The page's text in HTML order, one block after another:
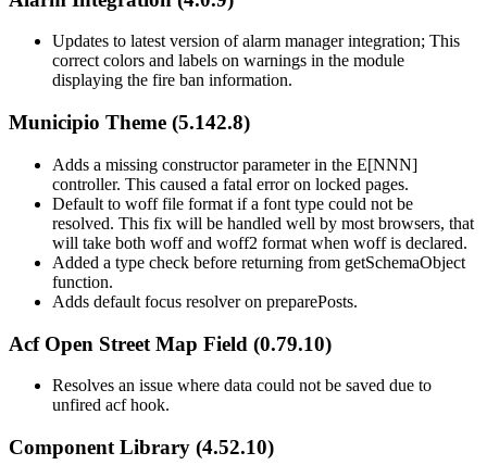
Updates to latest version of alarm manager integration; This
correct colors and labels on warnings in the module
displaying the fire ban information.
Municipio Theme (5.142.8)
Adds a missing constructor parameter in the E[NNN]
controller. This caused a fatal error on locked pages.
Default to woff file format if a font type could not be
resolved. This fix will be handled well by most browsers, that
will take both woff and woff2 format when woff is declared.
Added a type check before returning from getSchemaObject
function.
Adds default focus resolver on preparePosts.
Acf Open Street Map Field (0.79.10)
Resolves an issue where data could not be saved due to
unfired acf hook.
Component Library (4.52.10)